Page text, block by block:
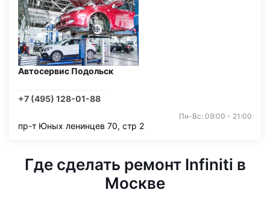
Автосервис Подольск
+7 (495) 128-01-88
Пн-Вс: 09:00 - 21:00
пр-т Юных ленинцев 70, стр 2
Где сделать ремонт Infiniti в
Москве